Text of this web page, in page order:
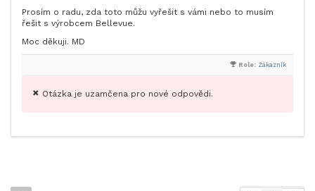
Prosím o radu, zda toto můžu vyřešit s vámi nebo to musím
řešit s výrobcem Bellevue.
Moc děkuji. MD
Role: Zákazník
Otázka je uzamčena pro nové odpovědi.